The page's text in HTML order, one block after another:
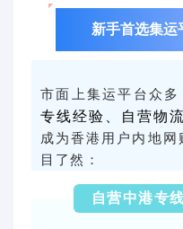
新手首选集运
市面上集运平台众
专线经验、自营物
成为香港用户内地
目了然：
自营中港专